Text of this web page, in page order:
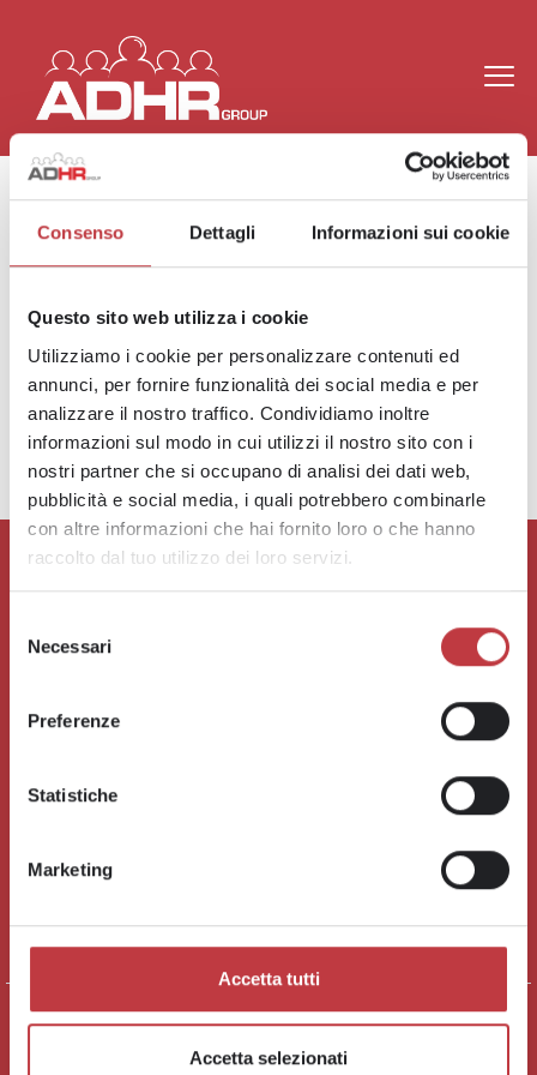
Consenso Dettagli Informazioni sui cookie
Questo sito web utilizza i cookie
Utilizziamo i cookie per personalizzare contenuti ed
annunci, per fornire funzionalità dei social media e per
analizzare il nostro traffico. Condividiamo inoltre
informazioni sul modo in cui utilizzi il nostro sito con i
nostri partner che si occupano di analisi dei dati web,
pubblicità e social media, i quali potrebbero combinarle
con altre informazioni che hai fornito loro o che hanno
raccolto dal tuo utilizzo dei loro servizi.
delNecessari
Preferenze
Statistiche
Marketing
Accetta tutti
Accetta selezionati
Carica ora il CV e inizia
il tuo percorso con noi!
CANDIDATI
OFFERTE DI LAVORO
NEWS
ENTRA NEL TEAM
SERVIZI PER LE AZIENDE
ADHR Group – Agenzia per il lavoro s.p.a. con Socio Unico
Holding S.r.l.